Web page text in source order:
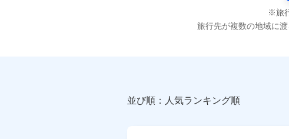
旅
旅行先が複数の地域に
並び順：人気ランキング順